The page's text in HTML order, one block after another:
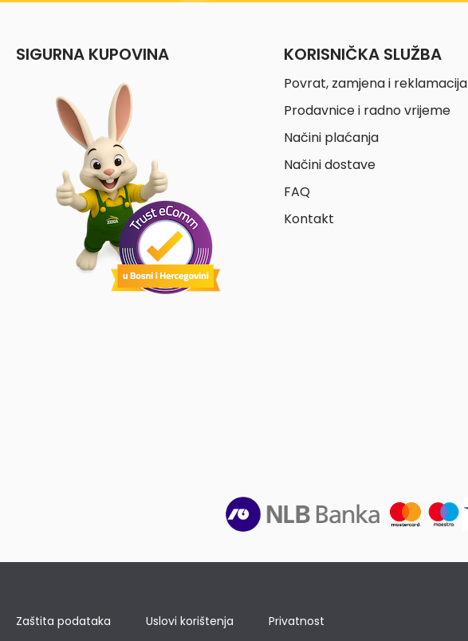
SIGURNA KUPOVINA KORISNIČKA SLUŽBA
Povrat, zamjena i reklamacija
Prodavnice i radno vrijeme
Načini plaćanja
Načini dostave
FAQ
Kontakt
Zaštita podataka Uslovi korištenja Privatnost